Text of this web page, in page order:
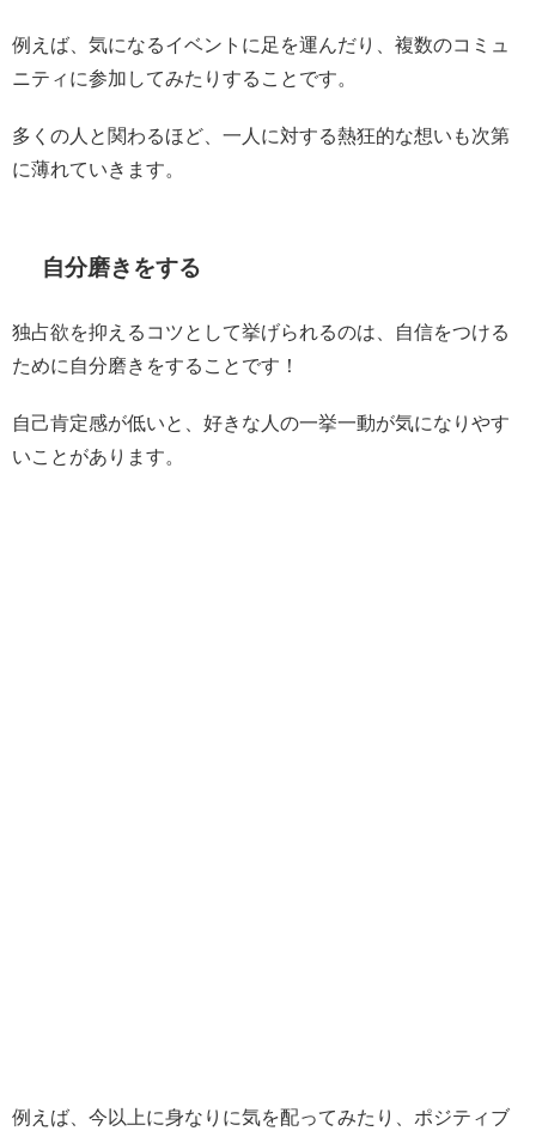
例えば、気になるイベントに足を運んだり、複数のコミュ
ニティに参加してみたりすることです。
多くの人と関わるほど、一人に対する熱狂的な想いも次第
に薄れていきます。
自分磨きをする
独占欲を抑えるコツとして挙げられるのは、自信をつける
ために自分磨きをすることです！
自己肯定感が低いと、好きな人の一挙一動が気になりやす
いことがあります。
例えば、今以上に身なりに気を配ってみたり、ポジティブ